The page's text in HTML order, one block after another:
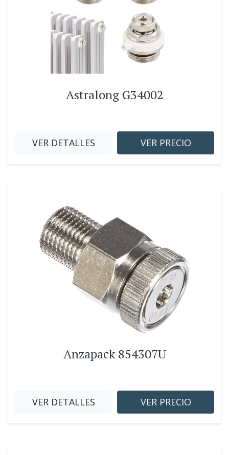
Astralong G34002
VER DETALLES VER PRECIO
Anzapack 854307U
VER DETALLES VER PRECIO